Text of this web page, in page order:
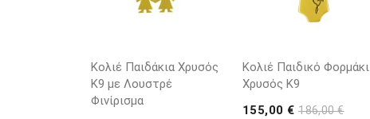
Κολιέ Παιδάκια Χρυσός
Κ9 με Λουστρέ
Φινίρισμα
Κολιέ Παιδικό Φορμάκι
Χρυσός Κ9
155,00 €186,00 €